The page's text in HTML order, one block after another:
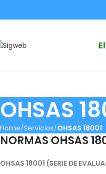
OHSAS
Home Servicios OHSAS 18001
NORMAS OHSAS
OHSAS 18001 (SERIE DE